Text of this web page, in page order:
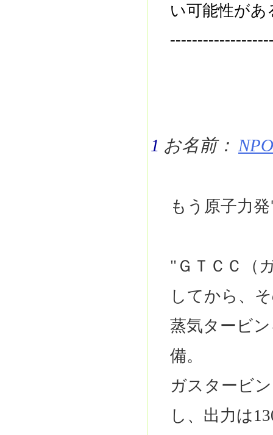
い可能性があ
1 お名前：
もう原子力
"ＧＴＣＣ（
してから、
蒸気タービ
備。
ガスタービ
し、出力は